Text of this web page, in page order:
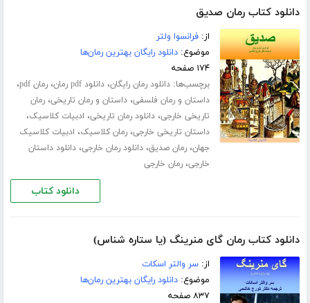
دانلود کتاب رمان صدیق
از:فرانسوا ولتر
موضوع:دانلود رایگان بهترین رمان‌ها
۱۷۴ صفحه
برچسب‌ها:دانلود رمان رایگان،دانلود pdf رمان ،رمان pdf ،
داستان و رمان فلسفی،داستان و رمان تاریخی،رمان
تاریخی خارجی،دانلود رمان تاریخی، ادبیات کلاسیک،
داستان تاریخی خارجی،رمان کلاسیک، ادبیات کلاسیک
جهان،رمان صدیق،دانلود رمان خارجی،دانلود داستان
خارجی،رمان خارجی
دانلود کتاب
دانلود کتاب رمان گای منرینگ (یا ستاره شناس)
از:سر والتر اسکات
موضوع:دانلود رایگان بهترین رمان‌ها
۸۳۷ صفحه